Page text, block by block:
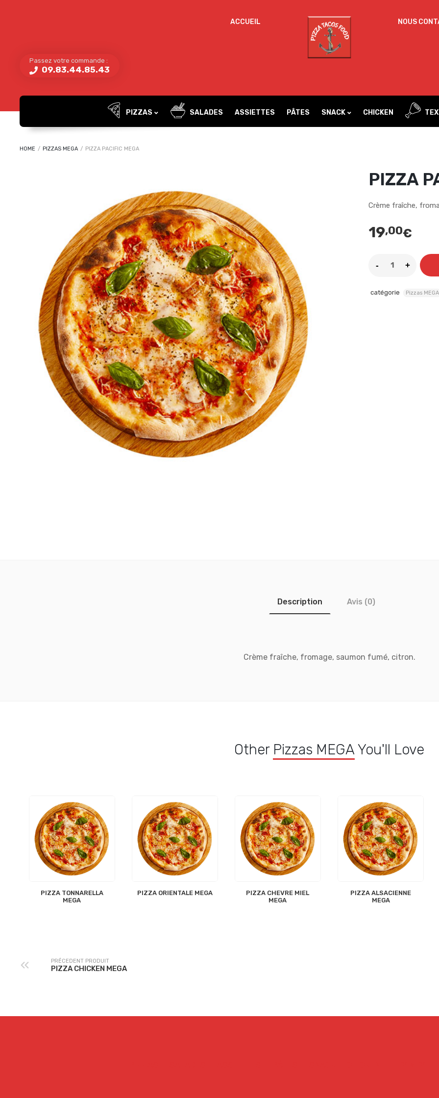
NOUS
ACCUEIL
Passez votre commande :
09.83.44.85.43
IDENTIFICATION
PIZZAS SALADES ASSIETTES PÂTES SNACK CHICKEN
HOME / PIZZAS MEGA / PIZZA PACIFIC MEGA
PIZZA
Crème fraîche,
19,00€
catégorie Pizzas MEGA
Description Avis (0)
Crème fraîche, fromage, saumon fumé, citron.
Other Pizzas MEGA You'll Love
PIZZA TONNARELLA
MEGA
PIZZA ORIENTALE MEGA
PIZZA CHEVRE MIEL
MEGA
PIZZA ALSACIENNE
MEGA
PRÉCEDENT PRODUIT
PIZZA CHICKEN MEGA